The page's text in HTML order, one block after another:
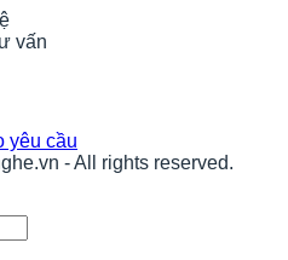
vấn
yêu cầu
- All rights reserved.